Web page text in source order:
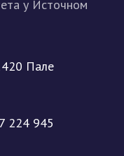
Палe
224 945